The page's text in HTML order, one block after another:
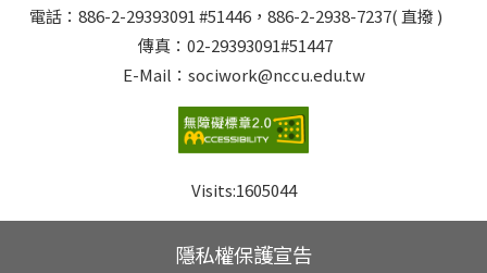
電話：886-2-29393091 #51446，886-2-2938-7237( 直撥 )
傳真：02-29393091#51447
E-Mail：sociwork@nccu.edu.tw
Visits:1605044
隱私權保護宣告